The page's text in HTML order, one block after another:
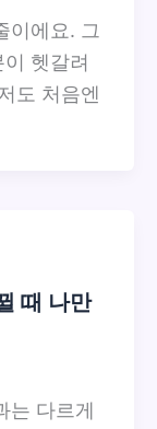
이에요. 그
헷갈려
도 처음엔
때 나만
는 다르게